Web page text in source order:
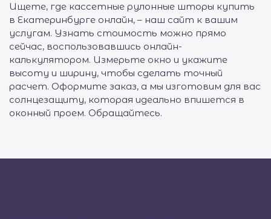
Ищете, где кассетные рулонные шторы купить
в Екатеринбурге онлайн, – наш сайт к вашим
услугам. Узнать стоимость можно прямо
сейчас, воспользовавшись онлайн-
калькулятором. Измерьте окно и укажите
высоту и ширину, чтобы сделать точный
расчет. Оформите заказ, а мы изготовим для вас
солнцезащиту, которая идеально впишется в
оконный проем. Обращайтесь.